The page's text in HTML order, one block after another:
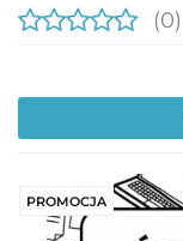
(0)
PROMOCJA